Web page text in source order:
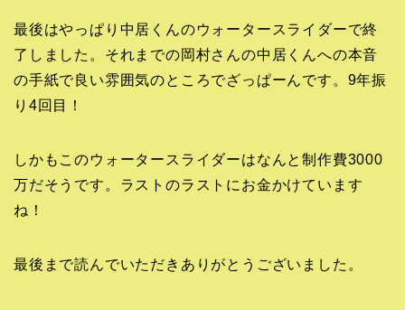
最後はやっぱり中居くんのウォータースライダーで終
了しました。それまでの岡村さんの中居くんへの本音
の手紙で良い雰囲気のところでざっぱーんです。9年振
り4回目！
しかもこのウォータースライダーはなんと制作費3000
万だそうです。ラストのラストにお金かけています
ね！
最後まで読んでいただきありがとうございました。